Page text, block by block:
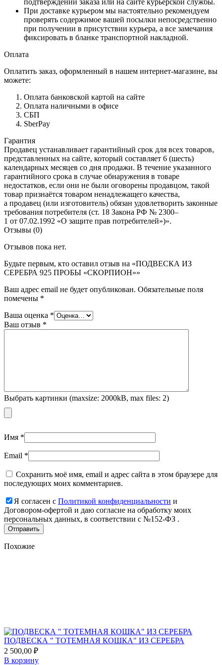
При доставке курьером мы настоятельно рекомендуем
проверять содержимое вашей посылки непосредственно
при получении в присутствии курьера, а все замечания
фиксировать в бланке транспортной накладной.
Оплата
Оплатить заказ, оформленный в нашем интернет-магазине, вы
можете:
Оплата банковской картой на сайте
Оплата наличными в офисе
СБП
SberPay
Гарантия
Продавец устанавливает гарантийный срок для всех товаров,
представленных на сайте, который составляет 6 (шесть)
календарных месяцев со дня продажи. В течение указанного
гарантийного срока в случае обнаружения в товаре
недостатков, если они не были оговорены продавцом, такой
товар признаётся товаром ненадлежащего качества,
а продавец (или изготовитель) обязан удовлетворить законные
требования потребителя (ст. 18 Закона РФ № 2300–
1 от 07.02.1992 «О защите прав потребителей»)».
Отзывы (0)
Отзывов пока нет.
Будьте первым, кто оставил отзыв на «ПОДВЕСКА ИЗ
СЕРЕБРА 925 ПРОБЫ «СКОРПИОН»»
Ваш адрес email не будет опубликован. Обязательные поля
помечены *
Ваша оценка *
Ваш отзыв *
Выбрать картинки (maxsize: 2000kB, max files: 2)
Имя *
Email *
Сохранить моё имя, email и адрес сайта в этом браузере для
последующих моих комментариев.
Я согласен с Политикой конфиденциальности и
Договором-офертой и даю согласие на обработку моих
персональных данных, в соответствии с №152-ФЗ .
Похожие
ПОДВЕСКА " ТОТЕМНАЯ КОШКА" ИЗ СЕРЕБРА
2 500,00 ₽
В корзину